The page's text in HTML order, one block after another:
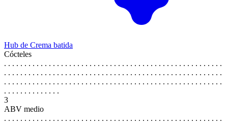
Hub de Crema batida
Cócteles
. . . . . . . . . . . . . . . . . . . . . . . . . . . . . . . . . . . . . . . . . . . . . . . . . . . . . .
. . . . . . . . . . . . . . . . . . . . . . . . . . . . . . . . . . . . . . . . . . . . . . . . . . . . . .
. . . . . . . . . . . . . . . . . . . . . . . . . . . . . . . . . . . . . . . . . . . . . . . . . . . . . .
. . . . . . . . . . . . . .
3
ABV medio
. . . . . . . . . . . . . . . . . . . . . . . . . . . . . . . . . . . . . . . . . . . . . . . . . . . . . .